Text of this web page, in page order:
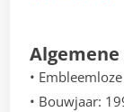
•
• Bouwjaar: